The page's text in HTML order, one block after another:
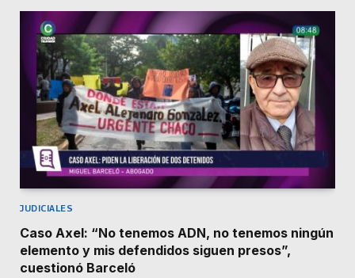
JUDICIALES
Caso Axel: “No tenemos ADN, no tenemos ningún
elemento y mis defendidos siguen presos”,
cuestionó Barceló